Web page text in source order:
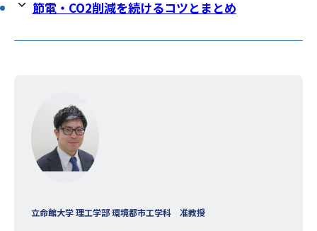
節電・CO2削減を続けるコツとまとめ
立命館大学 理工学部 環境都市工学科 准教授